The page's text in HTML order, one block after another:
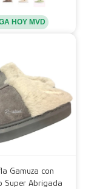
HOY MVD
Gamuza con
Super Abrigada